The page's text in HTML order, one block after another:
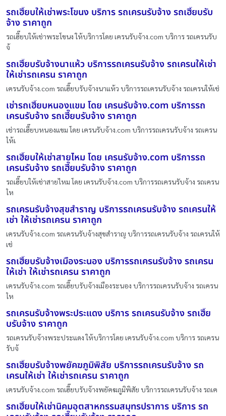
รถเฮี๊ยบให้เช่าพระโขนง บริการ รถเครนรับจ้าง รถเฮี๊ยบรับ
จ้าง ราคาถูก
รถเฮี๊ยบให้เช่าพระโขนง ให้บริการโดย เครนรับจ้าง.com บริการ รถเครนรับ
จ้
รถเฮี๊ยบรับจ้างนาแห้ว บริการรถเครนรับจ้าง รถเครนให้เช่า
ให้เช่ารถเครน ราคาถูก
เครนรับจ้าง.com รถเฮี๊ยบรับจ้างนาแห้ว บริการรถเครนรับจ้าง รถเครนให้เช่
เช่ารถเฮี๊ยบหนองแขม โดย เครนรับจ้าง.com บริการรถ
เครนรับจ้าง รถเฮี๊ยบรับจ้าง ราคาถูก
เช่ารถเฮี๊ยบหนองแขม โดย เครนรับจ้าง.com บริการรถเครนรับจ้าง รถเครน
ให้เ
รถเฮี๊ยบให้เช่าสายไหม โดย เครนรับจ้าง.com บริการรถ
เครนรับจ้าง รถเฮี๊ยบรับจ้าง ราคาถูก
รถเฮี๊ยบให้เช่าสายไหม โดย เครนรับจ้าง.com บริการรถเครนรับจ้าง รถเครน
ให
รถเครนรับจ้างสุขสำราญ บริการรถเครนรับจ้าง รถเครนให้
เช่า ให้เช่ารถเครน ราคาถูก
เครนรับจ้าง.com รถเครนรับจ้างสุขสำราญ บริการรถเครนรับจ้าง รถเครนให้
เช่
รถเฮี๊ยบรับจ้างเมืองระนอง บริการรถเครนรับจ้าง รถเครน
ให้เช่า ให้เช่ารถเครน ราคาถูก
เครนรับจ้าง.com รถเฮี๊ยบรับจ้างเมืองระนอง บริการรถเครนรับจ้าง รถเครน
ให
รถเครนรับจ้างพระประแดง บริการ รถเครนรับจ้าง รถเฮี๊ย
บรับจ้าง ราคาถูก
รถเครนรับจ้างพระประแดง ให้บริการโดย เครนรับจ้าง.com บริการ รถเครน
รับจ้
รถเฮี๊ยบรับจ้างพยัคฆภูมิพิสัย บริการรถเครนรับจ้าง รถ
เครนให้เช่า ให้เช่ารถเครน ราคาถูก
เครนรับจ้าง.com รถเฮี๊ยบรับจ้างพยัคฆภูมิพิสัย บริการรถเครนรับจ้าง รถเค
รถเฮี๊ยบให้เช่านิคมอุตสาหกรรมสมุทรปราการ บริการ รถ